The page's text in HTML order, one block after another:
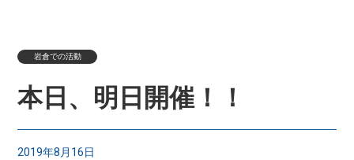
岩倉での活動
本日、明日開催！！
2019年8月16日